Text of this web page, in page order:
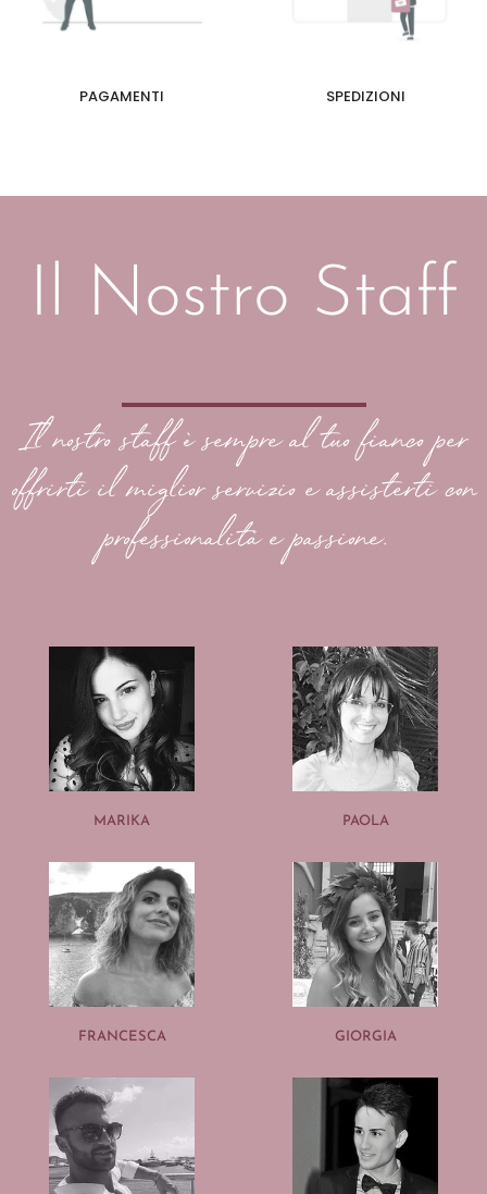
PAGAMENTI SPEDIZIONI
Il Nostro Staff
Il nostro staff è sempre al tuo fianco per
offrirti il miglior servizio e assisterti con
professionalità e passione.
MARIKA PAOLA
FRANCESCA GIORGIA